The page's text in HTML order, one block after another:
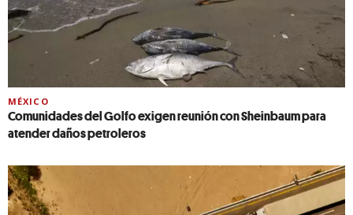
MÉXICO
Comunidades del Golfo exigen reunión con Sheinbaum para
atender daños petroleros